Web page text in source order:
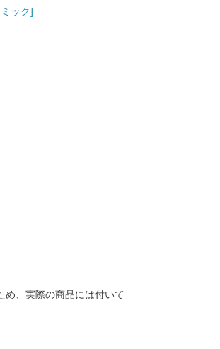
ック]
め、実際の商品には付いて